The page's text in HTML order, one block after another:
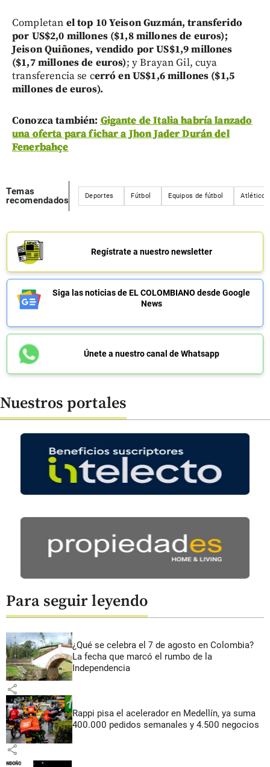
Completan el top 10 Yeison Guzmán, transferido
por US$2,0 millones ($1,8 millones de euros);
Jeison Quiñones, vendido por US$1,9 millones
($1,7 millones de euros); y Brayan Gil, cuya
transferencia se cerró en US$1,6 millones ($1,5
millones de euros).
Conozca también: Gigante de Italia habría lanzado
una oferta para fichar a Jhon Jader Durán del
Fenerbahçe
Temas
recomendados
Deportes Fútbol Equipos de fútbol Atlético
Regístrate a nuestro newsletter
Siga las noticias de EL COLOMBIANO desde Google
News
Únete a nuestro canal de Whatsapp
Nuestros portales
Para seguir leyendo
¿Qué se celebra el 7 de agosto en Colombia?
La fecha que marcó el rumbo de la
Independencia
share
Rappi pisa el acelerador en Medellín, ya suma
400.000 pedidos semanales y 4.500 negocios
share